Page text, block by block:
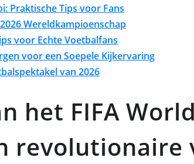
Praktische Tips voor Fans
Wereldkampioenschap
voor Echte Voetbalfans
voor een Soepele Kijkervaring
van 2026
het FIFA
revolutionaire